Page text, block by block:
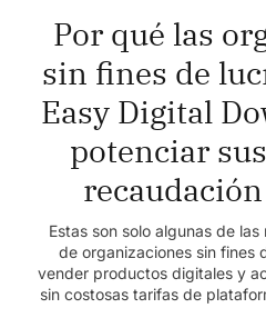
Por qué las
sin fines de
Easy Digital
potenciar
Estas son solo algunas de
de organizaciones sin fines
vender productos digitales y
sin costosas tarifas de